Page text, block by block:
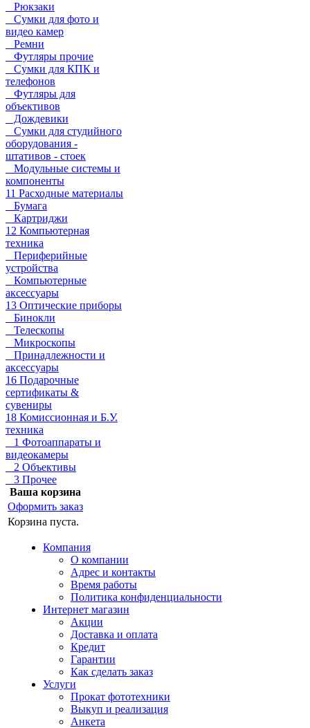
Рюкзаки
Сумки для фото и
видео камер
Ремни
Футляры прочие
Сумки для КПК и
телефонов
Футляры для
объективов
Дождевики
Сумки для студийного
оборудования -
штативов - стоек
Модульные системы и
компоненты
11 Расходные материалы
Бумага
Картриджи
12 Компьютерная
техника
Периферийные
устройства
Компьютерные
аксессуары
13 Оптические приборы
Бинокли
Телескопы
Микроскопы
Принадлежности и
аксессуары
16 Подарочные
сертификаты &
сувениры
18 Комиссионная и Б.У.
техника
1 Фотоаппараты и
видеокамеры
2 Объективы
3 Прочее
Ваша корзина
Оформить заказ
Корзина пуста.
Компания
О компании
Адрес и контакты
Время работы
Политика конфиденциальности
Интернет магазин
Акции
Доставка и оплата
Кредит
Гарантии
Как сделать заказ
Услуги
Прокат фототехники
Выкуп и реализация
Анкета